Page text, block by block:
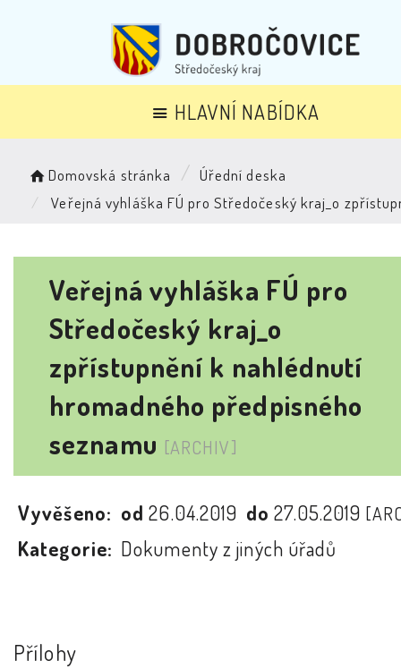
HLAVNÍ NABÍDKA
Domovská stránka
Úřední deska
Veřejná vyhláška FÚ pro Středočeský kraj_o
Veřejná vyhláška FÚ pro
Středočeský kraj_o
zpřístupnění k nahlédnutí
hromadného předpisného
seznamu [ARCHIV]
Vyvěšeno: od26.04.2019 do27.05.2019
Kategorie: Dokumenty z jiných úřadů
Přílohy